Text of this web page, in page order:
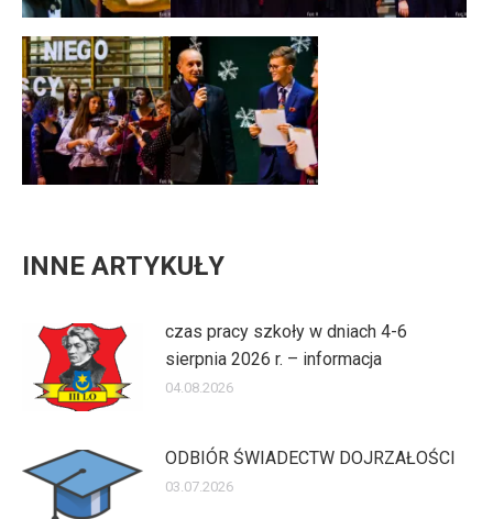
INNE ARTYKUŁY
czas pracy szkoły w dniach 4-6
sierpnia 2026 r. – informacja
04.08.2026
ODBIÓR ŚWIADECTW DOJRZAŁOŚCI
03.07.2026